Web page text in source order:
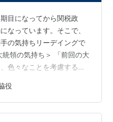
目になってから関税政
なっています。そこで、
の気持ちリーデイングで
領の気持ち＞ 「前回の大
色々なことを考慮すると
も最後なので、先々の
ので、思い立ったらでき
んだ。相互関税のことは
役